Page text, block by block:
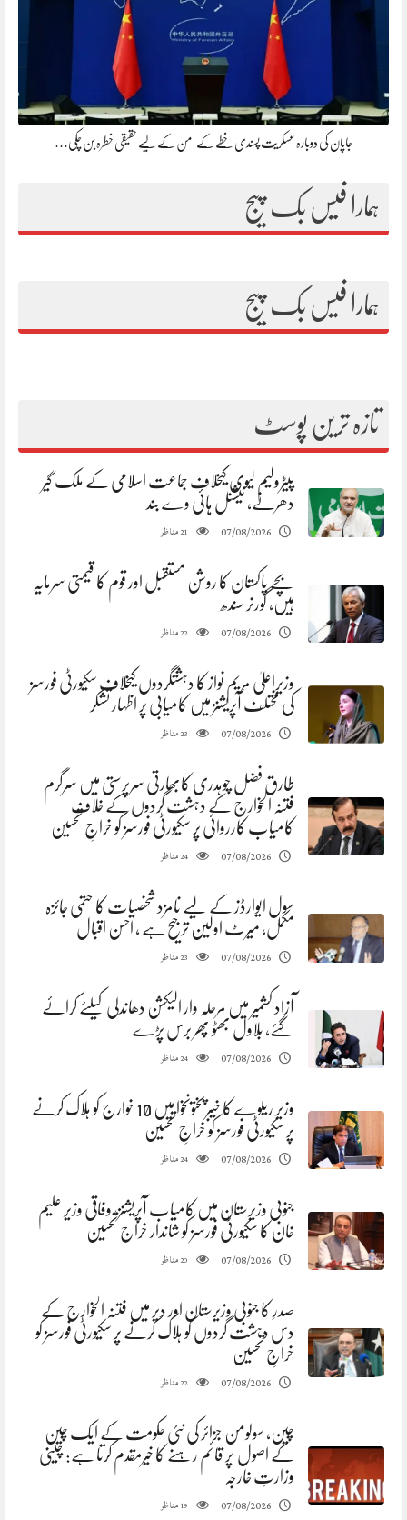
جاپان کی دوبارہ عسکریت پسندی خطے کے امن کے لیے حقیقی خطرہ بن چکی…
ہمارا فیس بک پیج
ہمارا فیس بک پیج
تازہ ترین پوسٹ
پیٹرولیم لیوی کیخلاف جماعت اسلامی کے ملک گیر
دھرنے، نیشنل ہائی وے بند
07/08/2026
21مناظر
بچے پاکستان کا روشن مستقبل اور قوم کا قیمتی سرمایہ
ہیں، گورنر سندھ
07/08/2026
22مناظر
وزیراعلیٰ مریم نواز کا دہشتگردوں کیخلاف سکیورٹی فورسز
کی مختلف آپریشنز میں کامیابی پر اظہار تشکر
07/08/2026
23مناظر
طارق فضل چوہدری کابھارتی سرپرستی میں سرگرم
فتنہ الخوارج کے دہشت گردوں کے خلاف
کامیاب کارروائی پر سکیورٹی فورسز کو خراجِ تحسین
07/08/2026
24مناظر
سول ایوارڈز کے لیے نامزد شخصیات کا حتمی جائزہ
مکمل، میرٹ اولین ترجیح ہے ، احسن اقبال
07/08/2026
23مناظر
آزاد کشمیر میں مرحلہ وار الیکشن دھاندلی کیلئے کرائے
گئے، بلاول بھٹو پھر برس پڑے
07/08/2026
24مناظر
وزیر ریلوے کا خیبرپختونخوا میں 10 خوارج کو ہلاک کرنے
پر سکیورٹی فورسز کو خراجِ تحسین
07/08/2026
24مناظر
جنوبی وزیرستان میں کامیاب آپریشنز، وفاقی وزیر علیم
خان کا سکیورٹی فورسز کو شاندار خراج تحسین
07/08/2026
20مناظر
صدرِ کا جنوبی وزیرستان اور دیر میں فتنہ الخوارج کے
دس دہشت گردوں کو ہلاک کرنے پر سکیورٹی فورسز کو
خراجِ تحسین
07/08/2026
22مناظر
چین، سولومن جزائر کی نئی حکومت کے ایک چین
کے اصول پر قائم رہنے کا خیرمقدم کرتا ہے: چینی
وزارتِ خارجہ
07/08/2026
19مناظر